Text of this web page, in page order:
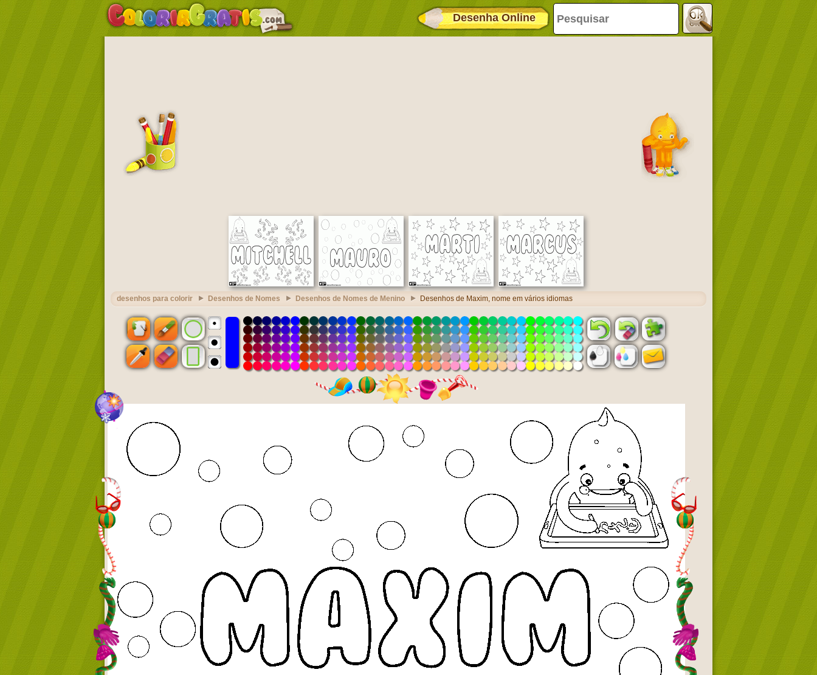
Desenha Online
desenhos para colorir Desenhos de Nomes Desenhos de Nomes de Menino Desenhos de Maxim, nome em vários idiomas